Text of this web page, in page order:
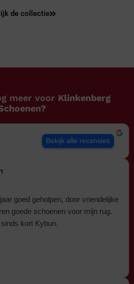
de collectie
meer voor Klinkenberg
Bekijk alle recensies
goed geholpen, door vriendelijke
goede schoenen voor mijn rug.
kort Kybun.